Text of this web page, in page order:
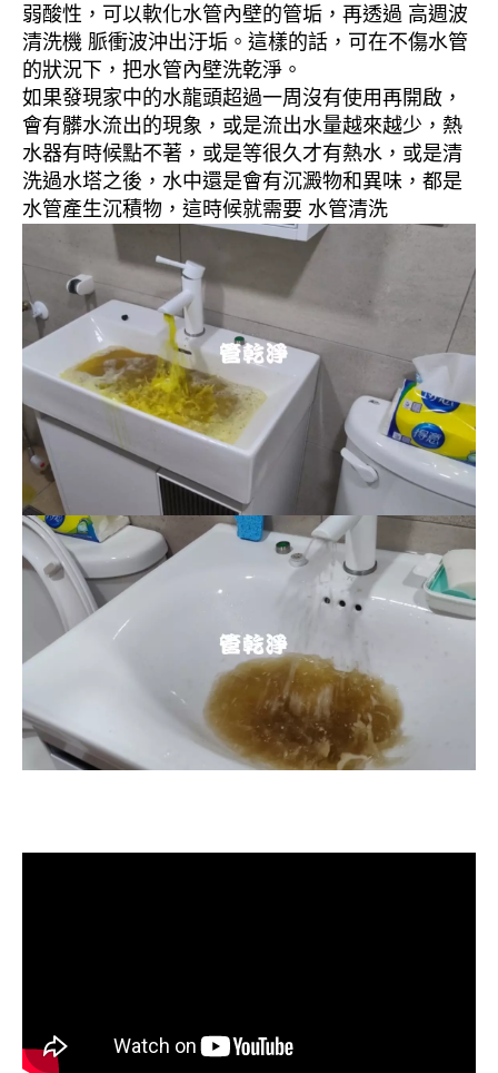
弱酸性，可以軟化水管內壁的管垢，再透過 高週波
清洗機 脈衝波沖出汙垢。這樣的話，可在不傷水管
的狀況下，把水管內壁洗乾淨。
如果發現家中的水龍頭超過一周沒有使用再開啟，
會有髒水流出的現象，或是流出水量越來越少，熱
水器有時候點不著，或是等很久才有熱水，或是清
洗過水塔之後，水中還是會有沉澱物和異味，都是
水管產生沉積物，這時候就需要 水管清洗